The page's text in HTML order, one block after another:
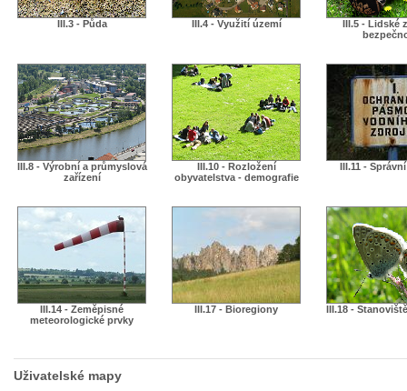
III.3 - Půda III.4 - Využití území
III.5 - Lidské
III.8 - Výrobní a průmyslová
zařízení
III.10 - Rozložení
obyvatelstva - demografie
III.11 -
III.14 - Zeměpisné
meteorologické prvky
III.17 - Bioregiony III.18 -
Uživatelské mapy